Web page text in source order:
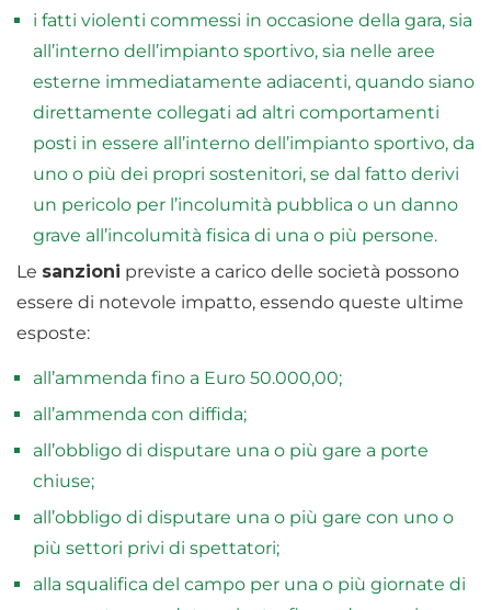
i fatti violenti commessi in occasione della gara, sia
all’interno dell’impianto sportivo, sia nelle aree
esterne immediatamente adiacenti, quando siano
direttamente collegati ad altri comportamenti
posti in essere all’interno dell’impianto sportivo, da
uno o più dei propri sostenitori, se dal fatto derivi
un pericolo per l’incolumità pubblica o un danno
grave all’incolumità fisica di una o più persone.
Le sanzioni previste a carico delle società possono
essere di notevole impatto, essendo queste ultime
esposte:
all’ammenda fino a Euro 50.000,00;
all’ammenda con diffida;
all’obbligo di disputare una o più gare a porte
chiuse;
all’obbligo di disputare una o più gare con uno o
più settori privi di spettatori;
alla squalifica del campo per una o più giornate di